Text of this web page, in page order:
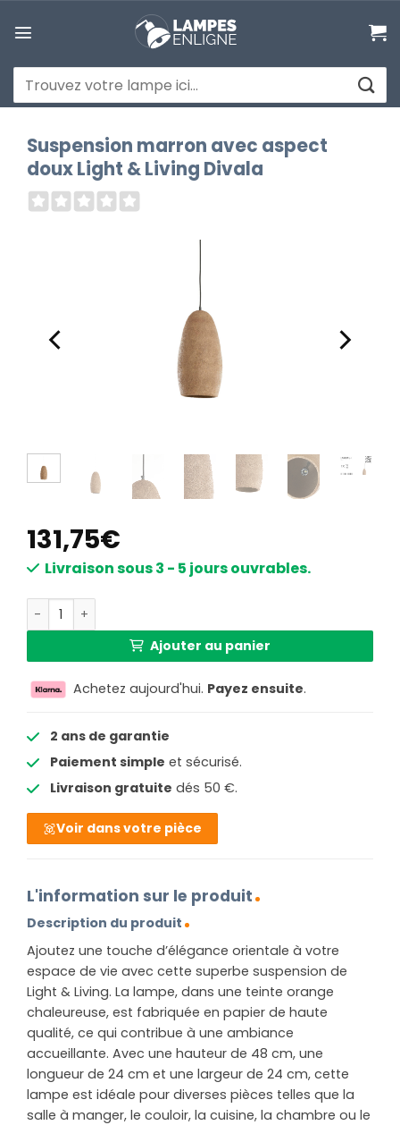
au
Recherche
pour :
Suspension marron avec aspect
doux Light & Living Divala
131,75€
Livraison sous 3 - 5 jours ouvrables.
quantité de Suspension marron avec aspect doux Light
Ajouter au panier
Achetez aujourd'hui. Payez ensuite.
2 ans de garantie
Paiement simple et sécurisé.
Livraison gratuite dés 50 €.
Voir dans votre pièce
L'information sur le produit
Description du produit
Ajoutez une touche d’élégance orientale à votre
espace de vie avec cette superbe suspension de
Light & Living. La lampe, dans une teinte orange
chaleureuse, est fabriquée en papier de haute
qualité, ce qui contribue à une ambiance
accueillante. Avec une hauteur de 48 cm, une
longueur de 24 cm et une largeur de 24 cm, cette
lampe est idéale pour diverses pièces telles que la
salle à manger, le couloir, la cuisine, la chambre ou le